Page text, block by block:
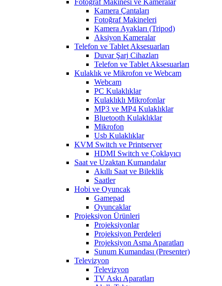
Fotoğraf Makinesi ve Kameralar
Kamera Çantaları
Fotoğraf Makineleri
Kamera Ayakları (Tripod)
Aksiyon Kameralar
Telefon ve Tablet Aksesuarları
Duvar Şarj Cihazları
Telefon ve Tablet Aksesuarları
Kulaklık ve Mikrofon ve Webcam
Webcam
PC Kulaklıklar
Kulaklıklı Mikrofonlar
MP3 ve MP4 Kulaklıklar
Bluetooth Kulaklıklar
Mikrofon
Usb Kulaklıklar
KVM Switch ve Printserver
HDMI Switch ve Çoklayıcı
Saat ve Uzaktan Kumandalar
Akıllı Saat ve Bileklik
Saatler
Hobi ve Oyuncak
Gamepad
Oyuncaklar
Projeksiyon Ürünleri
Projeksiyonlar
Projeksiyon Perdeleri
Projeksiyon Asma Aparatları
Sunum Kumandası (Presenter)
Televizyon
Televizyon
TV Askı Aparatları